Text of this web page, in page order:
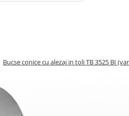
Bucse conice cu alezaj in toli TB 3525 BI